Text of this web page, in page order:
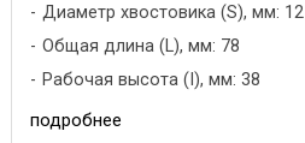
Диаметр хвостовика (S), мм: 12
Общая длина (L), мм: 78
Рабочая высота (I), мм: 38
подробнее